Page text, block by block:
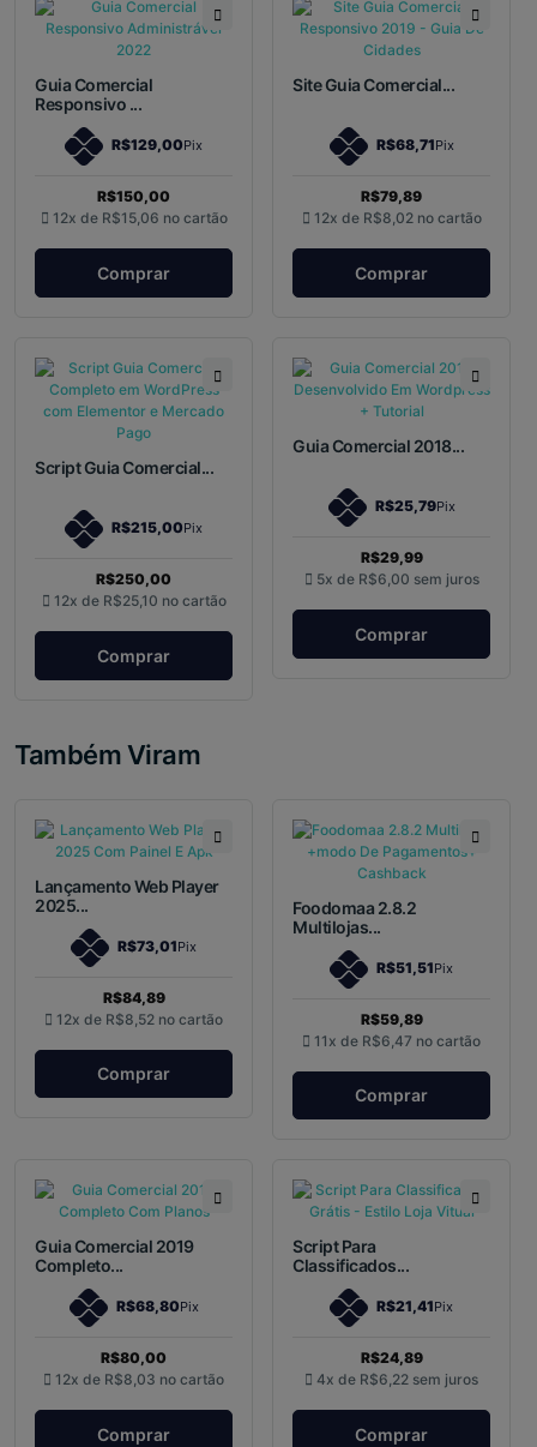
Guia Comercial
Responsivo ...
R$129,00Pix
R$150,00
12x de R$15,06 no cartão
Comprar
Site Guia Comercial...
R$68,71Pix
R$79,89
12x de R$8,02 no cartão
Comprar
Script Guia Comercial...
R$215,00Pix
R$250,00
12x de R$25,10 no cartão
Comprar
Guia Comercial 2018...
R$25,79Pix
R$29,99
5x de R$6,00 sem juros
Comprar
Também Viram
Lançamento Web Player
2025...
R$73,01Pix
R$84,89
12x de R$8,52 no cartão
Comprar
Foodomaa 2.8.2
Multilojas...
R$51,51Pix
R$59,89
11x de R$6,47 no cartão
Comprar
Guia Comercial 2019
Completo...
R$68,80Pix
R$80,00
12x de R$8,03 no cartão
Comprar
Script Para
Classificados...
R$21,41Pix
R$24,89
4x de R$6,22 sem juros
Comprar